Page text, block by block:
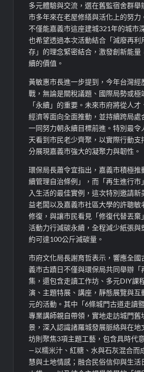
多元體驗與交流，選在舊監宿舍群舉
市多年來在老屋修繕與活化上的努力
不僅能嘉義市這座建城321年的城市
也希望透過本次活動結合「減廢再利
存」的理念緊密結合 ，激發創新能量
續的價值。
黃敏惠市長進一步提到，今年台灣經
戰，無論是關稅議題、國際局勢或極
「永續」的重要。未來市府將從人
經濟等面向全面推動，並持續跨局處
一同努力朝永續目標前進 。特別最令
天看到市民老少齊聚，以實際行動支
分展現嘉義市強大的凝聚力與韌性。
環保局長蕭令宜指出，嘉義市積極推
續管理自治條例」，而「再生進行市
入生活的最佳實例，這次特別邀請新
益老闆以及嘉義市社區大學的許聰敏
修復，與讓市民看見「修復代替丟棄
活動力行減碳永續，全程減少紙張與
約可達100公斤減碳量 。
市府文化局長謝育哲表示，響應全國
義市古蹟日不僅與環保局共同舉辦「
集，還包含走讀工作坊、多元DIY課
演、主題特展、講座，靜態展覽與互
元的活動。其中「6條城門古道走讀
專業講師親自帶領，實地走訪城門舊
景，深入認識諸羅城發展脈絡與在地
坊則聚焦3項主題工藝，包含具時代
—以糯米汁、紅糖、水與石灰混合而
慧與土地情感；融合民俗信仰與生活